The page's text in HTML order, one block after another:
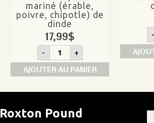
mariné (érable,
poivre, chipotle) de
dinde
17,99$
- quantité
de
Tournedos/Bacon
mariné
poivre,
de
dinde
+
AJOUTER AU PANIER
-
Roxton Pound